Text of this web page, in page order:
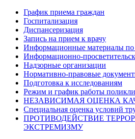
График приема граждан
Госпитализация
Диспансеризация
Запись на прием к врачу
Информационные материалы
Информационно-
Надзорные организации
Нормативно-правовые
Подготовка к исследованиям
Режим и график работы
НЕЗАВИСИМАЯ ОЦЕНКА
Специальная оценка условий
ПРОТИВОДЕЙСТВИЕ
ЭКСТРЕМИЗМУ